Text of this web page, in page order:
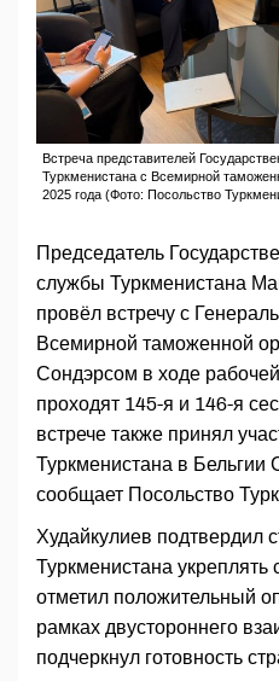
Встреча представителей
Туркменистана с Всемирной
2025 года (Фото: Посольство
Председатель
службы Туркменистана
провёл встречу с
Всемирной таможенной
Сондэрсом в ходе
проходят 145-я и 146-я
встрече также принял
Туркменистана в Бельгии
сообщает Посольство
Худайкулиев подтвердил
Туркменистана укреплять
отметил положительный
рамках двустороннего
подчеркнул готовность